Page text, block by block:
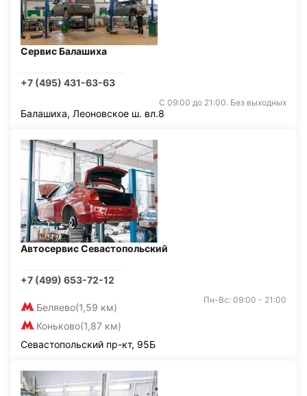
Сервис Балашиха
+7 (495) 431-63-63
С 09:00 до 21:00. Без выходных
Балашиха, Леоновское ш. вл.8
Автосервис Севастопольский
+7 (499) 653-72-12
Беляево(1,59 км)
Коньково(1,87 км)
Пн-Вс: 09:00 - 21:00
Севастопольский пр-кт, 95Б